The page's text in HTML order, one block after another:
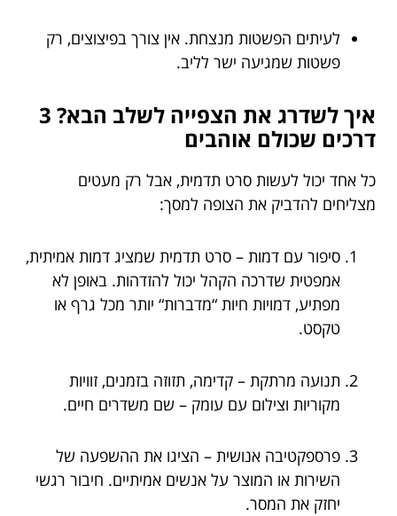
לעיתים הפשטות מנצחת. אין צורך בפיצוצים, רק
פשטות שמגיעה ישר לליב.
איך לשדרג את הצפייה לשלב הבא? 3
דרכים שכולם אוהבים
כל אחד יכול לעשות סרט תדמית, אבל רק מעטים
מצליחים להדביק את הצופה למסך:
סיפור עם דמות – סרט תדמית שמציג דמות אמיתית,
אמפטית שדרכה הקהל יכול להזדהות. באופן לא
מפתיע, דמויות חיות “מדברות“ יותר מכל גרף או
טקסט.
תנועה מרתקת – קדימה, תזוזה בזמנים, זוויות
מקוריות וצילום עם עומק – שם משדרים חיים.
פרספקטיבה אנושית – הציגו את ההשפעה של
השירות או המוצר על אנשים אמיתיים. חיבור רגשי
יחזק את המסר.